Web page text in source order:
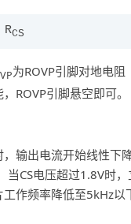
CS
为ROVP引脚对地电
ROVP引脚悬空即可。
，输出电流开始线性
当CS电压超过1.8V时
作频率降低至5kHz